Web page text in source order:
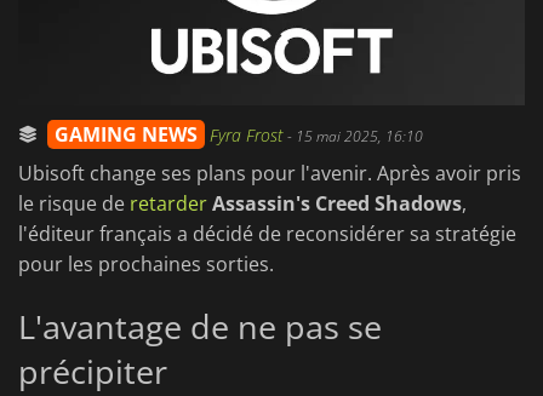
GAMING NEWS Fyra Frost- 15 mai 2025, 16:10
Ubisoft change ses plans pour l'avenir. Après avoir pris
le risque de retarderAssassin's Creed Shadows,
l'éditeur français a décidé de reconsidérer sa stratégie
pour les prochaines sorties.
L'avantage de ne pas se
précipiter